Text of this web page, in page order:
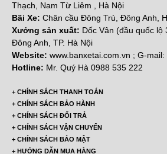
Thạch, Nam Từ Liêm , Hà Nội
Bãi Xe: Chân cầu Đông Trù, Đông Anh,
Xưởng sản xuất: Dốc Vân (đầu quốc lộ
Đông Anh, TP. Hà Nội
Website: www.banxetai.com.vn ; G-
Hotline: Mr. Quý Hà 0988 535 222
+ CHÍNH SÁCH THANH TOÁN
+ CHÍNH SÁCH BẢO HÀNH
+ CHÍNH SÁCH ĐỔI TRẢ
+ CHÍNH SÁCH VẬN CHUYỂN
+ CHÍNH SÁCH BẢO MẬT
+ HƯỚNG DẪN MUA HÀNG